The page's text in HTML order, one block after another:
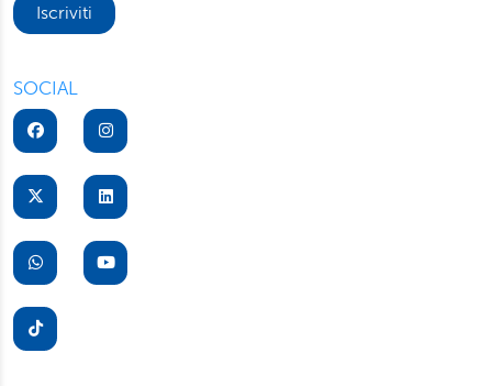
Iscriviti
SOCIAL